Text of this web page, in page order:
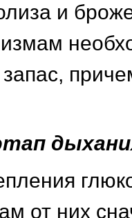
и
от них